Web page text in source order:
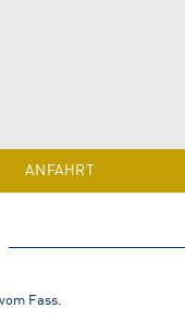
ANFAHRT
Fass.